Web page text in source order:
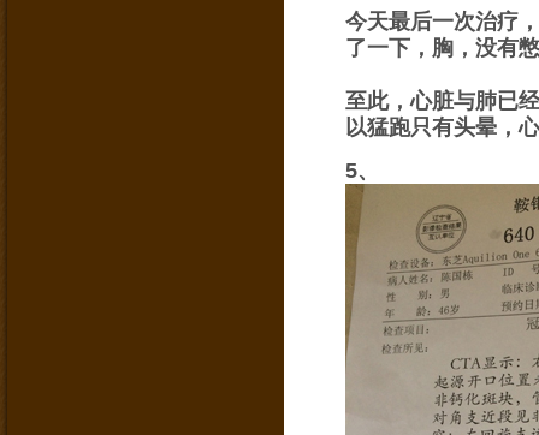
今天最后一次治疗
了一下，胸，没有
至此，心脏与肺已
以猛跑只有头晕，
5、